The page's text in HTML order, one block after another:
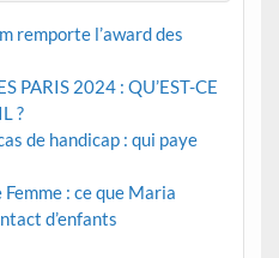
remporte l’award des
PARIS 2024 : QU’EST-CE
?
de handicap : qui paye
: ce que Maria
d’enfants